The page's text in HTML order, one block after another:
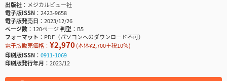
出版社
メジカルビュー社
電子版ISSN
2423-9658
電子版発売日
2023/12/26
ページ数
120ページ判型
B5
フォーマット
PDF（パソコンへのダウンロード不可）
電子版販売価格： ¥2,970(本体¥2,700＋税10％)
印刷版ISSN
0911-1069
印刷版発行年月
2023/12